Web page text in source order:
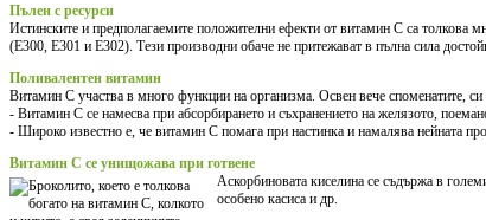
Пълен с ресурси
Истинските и предполагаемите положителни ефекти от витамин С са толкова
(E300, E301 и E302). Тези производни обаче не притежават в пълна сила
Поливалентен витамин
Витамин С участва в много функции на организма. Освен вече споменатите,
- Витамин С се намесва при абсорбирането и съхранението на желязото,
- Широко известно е, че витамин С помага при настинка и намалява нейната
Витамин С се унищожава при готвене
Аскорбиновата киселина се съдържа в
особено касиса и др.